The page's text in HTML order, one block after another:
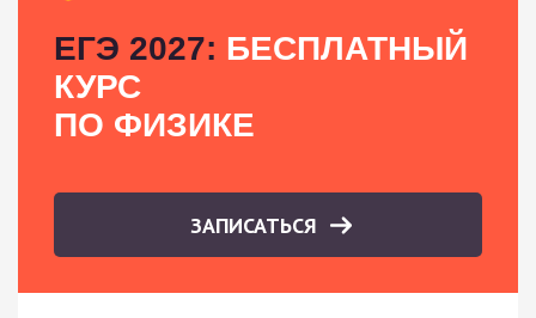
ЕГЭ 2027: БЕСПЛАТНЫЙ
КУРС
ПО ФИЗИКЕ
ЗАПИСАТЬСЯ